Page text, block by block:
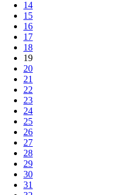
14
15
16
17
18
19
20
21
22
23
24
25
26
27
28
29
30
31